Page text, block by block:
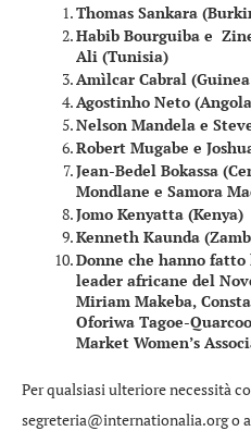
Thomas Sankara
Habib Bourguiba e
Ali (Tunisia)
Amìlcar Cabral
Agostinho Neto
Nelson Mandela e
Robert Mugabe e
Jean-Bedel Bokassa
Mondlane e Samora
Jomo Kenyatta (Kenya)
Kenneth Kaunda
Donne che hanno
leader africane del
Miriam Makeba,
Oforiwa Tagoe-
Market Women’s
Per qualsiasi ulteriore necessità
segreteria@internationalia.org o